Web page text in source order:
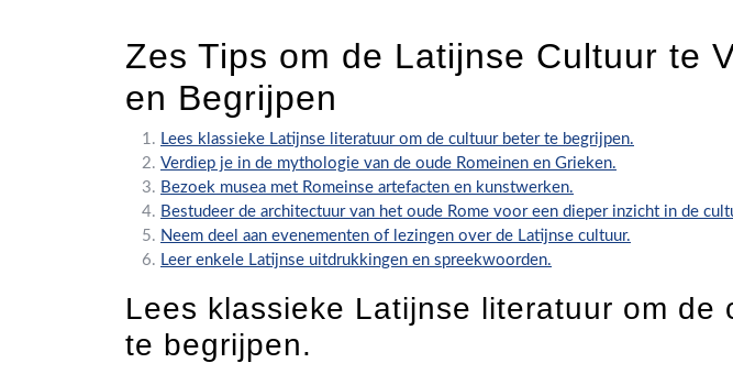
Zes Tips om de Latijnse Cultuur te
en Begrijpen
Lees klassieke Latijnse literatuur om de cultuur beter te begrijpen.
Verdiep je in de mythologie van de oude Romeinen en Grieken.
Bezoek musea met Romeinse artefacten en kunstwerken.
Bestudeer de architectuur van het oude Rome voor een dieper inzicht in de
Neem deel aan evenementen of lezingen over de Latijnse cultuur.
Leer enkele Latijnse uitdrukkingen en spreekwoorden.
Lees klassieke Latijnse literatuur om de
te begrijpen.